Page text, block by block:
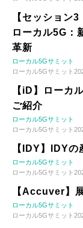
【セッション
ローカル5G：
革新
ローカル5Gサミット
ローカル5Gサミット
【iD】ローカ
ご紹介
ローカル5Gサミット
ローカル5Gサミット
【IDY】IDY
ローカル5Gサミット
ローカル5Gサミット
【Accuver】
ローカル5Gサミット
ローカル5Gサミット